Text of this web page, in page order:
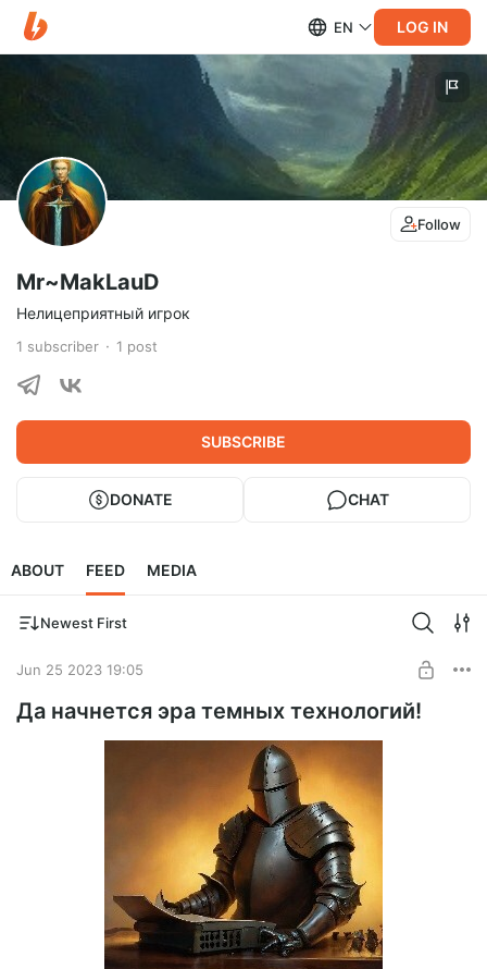
EN LOG IN
Follow
Mr~MakLauD
Нелицеприятный игрок
1 subscriber 1 post
SUBSCRIBE
DONATE CHAT
ABOUT FEED MEDIA
Newest First
Jun 25 2023 19:05
Да начнется эра темных технологий!